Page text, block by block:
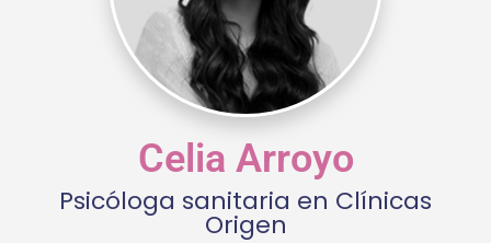
Celia Arroyo
Psicóloga sanitaria en Clínicas
Origen